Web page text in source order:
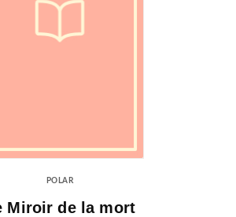
POLAR
Miroir de la mort